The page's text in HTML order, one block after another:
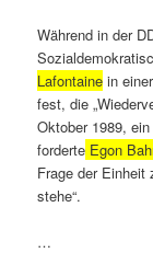
Während in der
Lafontaine in
fest, die
Oktober 1989,
forderte Egon
Frage der Einheit
stehe“.
…